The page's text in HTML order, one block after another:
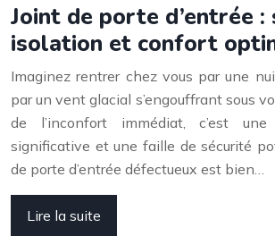
Joint de porte d’entrée :
isolation et confort
Imaginez rentrer chez vous par une
par un vent glacial s’engouffrant sous
de l’inconfort immédiat, c’est une
significative et une faille de sécurité
de porte d’entrée défectueux est bien…
Lire la suite